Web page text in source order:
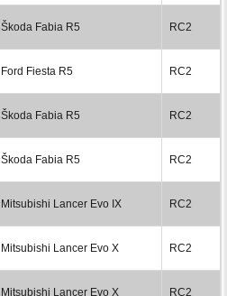
Škoda Fabia R5 RC2
Ford Fiesta R5 RC2
Škoda Fabia R5 RC2
Škoda Fabia R5 RC2
Mitsubishi Lancer Evo IX RC2
Mitsubishi Lancer Evo X RC2
Mitsubishi Lancer Evo X RC2